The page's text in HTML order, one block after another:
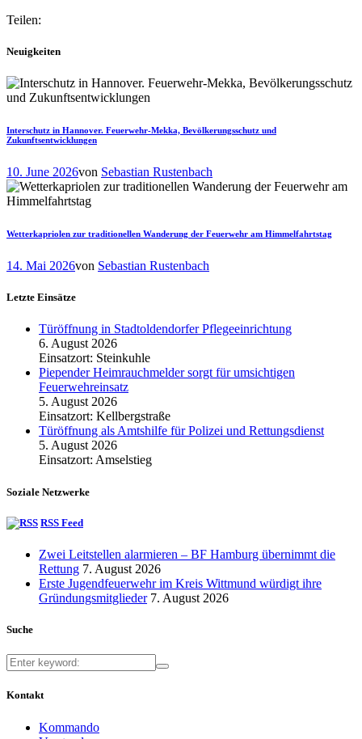
Teilen:
Neuigkeiten
Interschutz in Hannover. Feuerwehr-Mekka, Bevölkerungsschutz und
Zukunftsentwicklungen
10. June 2026von Sebastian Rustenbach
Wetterkapriolen zur traditionellen Wanderung der Feuerwehr am Himmelfahrtstag
14. Mai 2026von Sebastian Rustenbach
Letzte Einsätze
Türöffnung in Stadtoldendorfer Pflegeeinrichtung
6. August 2026
Einsatzort: Steinkuhle
Piepender Heimrauchmelder sorgt für umsichtigen
Feuerwehreinsatz
5. August 2026
Einsatzort: Kellbergstraße
Türöffnung als Amtshilfe für Polizei und Rettungsdienst
5. August 2026
Einsatzort: Amselstieg
Soziale Netzwerke
RSS Feed
Zwei Leitstellen alarmieren – BF Hamburg übernimmt die
Rettung 7. August 2026
Erste Jugendfeuerwehr im Kreis Wittmund würdigt ihre
Gründungsmitglieder 7. August 2026
Suche
Kontakt
Kommando